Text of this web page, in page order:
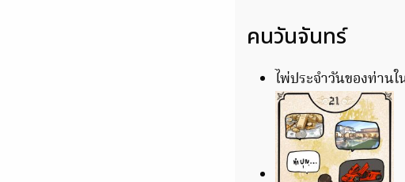
คนวันจันทร์
ไพ่ประจำวันของท่าน